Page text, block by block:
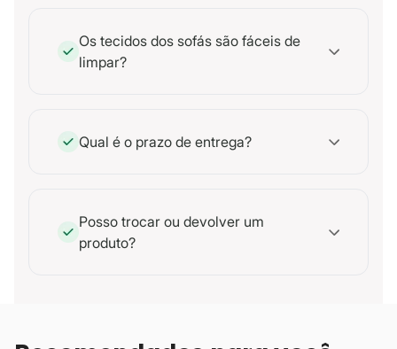
Os tecidos dos sofás são fáceis de
limpar?
Qual é o prazo de entrega?
Posso trocar ou devolver um
produto?